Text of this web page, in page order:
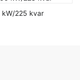
kW/225 kvar